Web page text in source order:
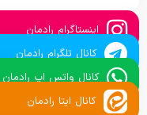
اینستاگرام رادمان
کانال تلگرام رادمان
کانال واتس اپ رادمان
کانال ایتا رادمان